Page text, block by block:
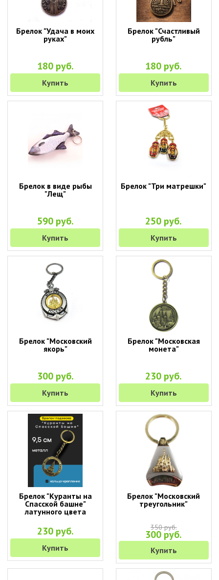
Брелок "Удача в моих
руках"
180 руб.
Купить
Брелок "Счастливый
рубль"
180 руб.
Купить
Брелок в виде рыбы
"Лещ"
590 руб.
Купить
Брелок "Три матрешки"
250 руб.
Купить
Брелок "Московский
якорь"
300 руб.
Купить
Брелок "Московская
монета"
230 руб.
Купить
Брелок "Куранты на
Спасской башне"
латунного цвета
230 руб.
Купить
Брелок "Московский
треугольник"
350 руб.
300 руб.
Купить